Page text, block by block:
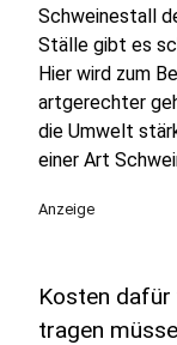
Schweinestall
Ställe gibt es
Hier wird zum
artgerechter
die Umwelt
einer Art
Anzeige
Kosten dafür
tragen